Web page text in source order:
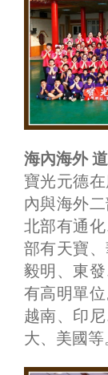
海內海外
寶光元德
內與海外
北部有通
部有天寶
毅明、東
有高明單
越南、印
大、美國等